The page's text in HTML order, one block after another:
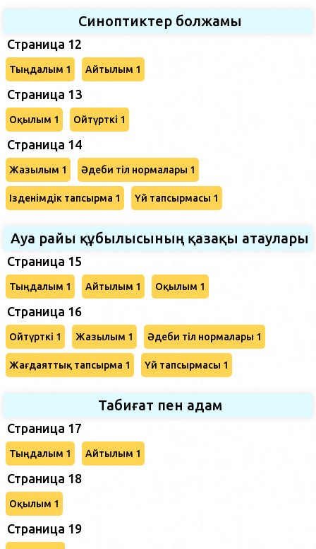
Синоптиктер болжамы
Страница 12
Тыңдалым 1 Айтылым 1
Страница 13
Оқылым 1 Ойтүрткі 1
Страница 14
Жазылым 1 Әдеби тіл нормалары 1
Ізденімдік тапсырма 1 Үй тапсырмасы 1
Ауа райы құбылысының қазақы атаулары
Страница 15
Тыңдалым 1 Айтылым 1 Оқылым 1
Страница 16
Ойтүрткі 1 Жазылым 1 Әдеби тіл нормалары 1
Жағдаяттық тапсырма 1 Үй тапсырмасы 1
Табиғат пен адам
Страница 17
Тыңдалым 1 Айтылым 1
Страница 18
Оқылым 1
Страница 19